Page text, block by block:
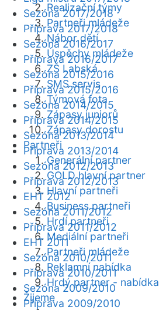
Realizační týmy
Partneři mládeže
Nábor dětí
Úspěchy mládeže
ZŠ Labská
SMS servis
Týmová fota
Zápasy juniorů
Zápasy dorostu
Partneři
Generální partner
GOLD hlavní partner
Hlavní partneři
Business partneři
Hrdí partneři
Mediální partneři
Partneři mládeže
Reklamní nabídka
Hrdý partner - nabídka
Žijeme
Sezóna 2017/2018
Příprava 2017/2018
Sezóna 2016/2017
Příprava 2016/2017
Sezóna 2015/2016
Příprava 2015/2016
Sezóna 2014/2015
Příprava 2014/2015
Sezóna 2013/2014
Příprava 2013/2014
Sezóna 2012/2013
Příprava 2012/2013
EHT 2012
Sezóna 2011/2012
Příprava 2011/2012
EHT 2011
Sezóna 2010/2011
Příprava 2010/2011
Sezóna 2009/2010
Příprava 2009/2010